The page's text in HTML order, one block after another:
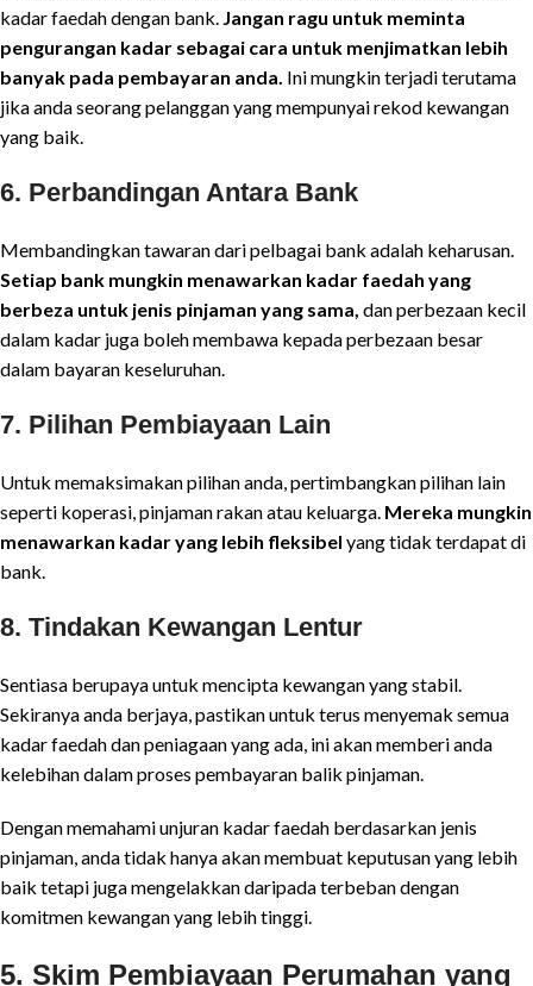
kadar faedah dengan bank. Jangan ragu untuk meminta
pengurangan kadar sebagai cara untuk menjimatkan lebih
banyak pada pembayaran anda. Ini mungkin terjadi terutama
jika anda seorang pelanggan yang mempunyai rekod kewangan
yang baik.
6. Perbandingan Antara Bank
Membandingkan tawaran dari pelbagai bank adalah keharusan.
Setiap bank mungkin menawarkan kadar faedah yang
berbeza untuk jenis pinjaman yang sama, dan perbezaan kecil
dalam kadar juga boleh membawa kepada perbezaan besar
dalam bayaran keseluruhan.
7. Pilihan Pembiayaan Lain
Untuk memaksimakan pilihan anda, pertimbangkan pilihan lain
seperti koperasi, pinjaman rakan atau keluarga. Mereka mungkin
menawarkan kadar yang lebih fleksibel yang tidak terdapat di
bank.
8. Tindakan Kewangan Lentur
Sentiasa berupaya untuk mencipta kewangan yang stabil.
Sekiranya anda berjaya, pastikan untuk terus menyemak semua
kadar faedah dan peniagaan yang ada, ini akan memberi anda
kelebihan dalam proses pembayaran balik pinjaman.
Dengan memahami unjuran kadar faedah berdasarkan jenis
pinjaman, anda tidak hanya akan membuat keputusan yang lebih
baik tetapi juga mengelakkan daripada terbeban dengan
komitmen kewangan yang lebih tinggi.
5. Skim Pembiayaan Perumahan yang